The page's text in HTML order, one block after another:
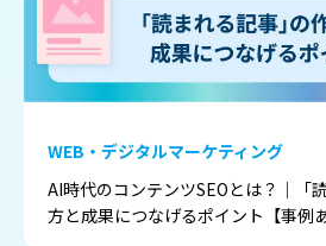
WEB・デジタルマーケティング
AI時代のコンテンツSEOとは？｜「
方と成果につなげるポイント【事例あ